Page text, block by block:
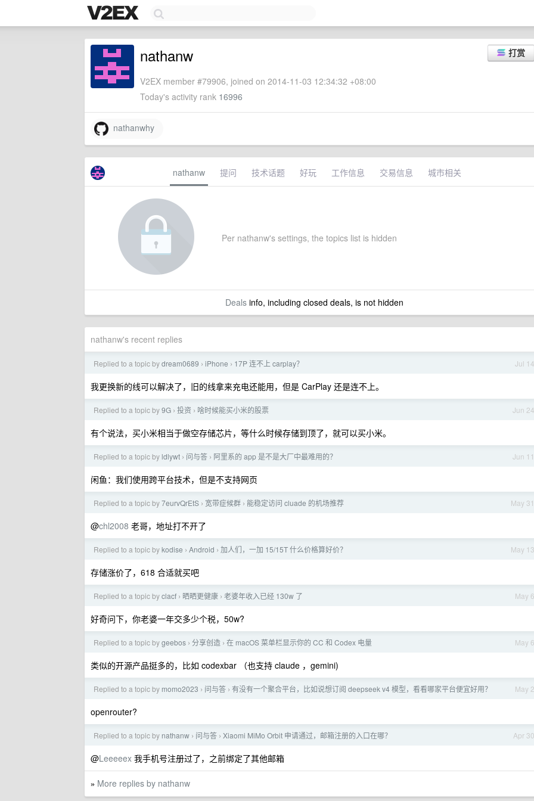
打赏
nathanw
V2EX member #79906, joined on 2014-11-03 12:34:32 +08:00
Today's activity rank 16996
nathanwhy
nathanw 提问 技术话题 好玩 工作信息 交易信息 城市相关
Per nathanw's settings, the topics list is hidden
Dealsinfo, including closed deals, is not hidden
nathanw's recent replies
Jul 14
Replied to a topic bydream0689 › iPhone › 17P 连不上 carplay？
我更换新的线可以解决了，旧的线拿来充电还能用，但是 CarPlay 还是连不上。
Jun 24
Replied to a topic by9G › 投资 › 啥时候能买小米的股票
有个说法，买小米相当于做空存储芯片，等什么时候存储到顶了，就可以买小米。
Jun 11
Replied to a topic by ldlywt › 问与答 › 阿里系的 app 是不是大厂中最难用的？
闲鱼：我们使用跨平台技术，但是不支持网页
May 31
Replied to a topic by7eurvQrEtS › 宽带症候群 › 能稳定访问 cluade 的机场推荐
@chl2008 老哥，地址打不开了
May 13
Replied to a topic bykodise › Android › 加人们，一加 15/15T 什么价格算好价？
存储涨价了，618 合适就买吧
May 6
Replied to a topic byclacf › 晒晒更健康 › 老婆年收入已经 130w 了
好奇问下，你老婆一年交多少个税，50w?
May 6
Replied to a topic bygeebos › 分享创造 › 在 macOS 菜单栏显示你的 CC 和 Codex 电量
类似的开源产品挺多的，比如 codexbar （也支持 claude ，gemini)
May 2
Replied to a topic by momo2023 › 问与答 › 有没有一个聚合平台，比如说想订阅 deepseek v4 模型，看看哪家平台便宜好用？
openrouter?
Apr 30
Replied to a topic by nathanw › 问与答 › Xiaomi MiMo Orbit 申请通过，邮箱注册的入口在哪？
@Leeeeex 我手机号注册过了，之前绑定了其他邮箱
» More replies by nathanw